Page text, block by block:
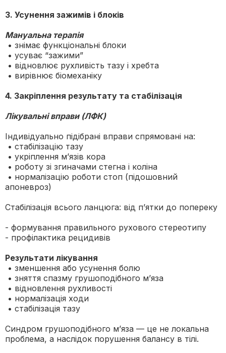
3. Усунення зажимів і блоків
Мануальна терапія
• знімає функціональні блоки
• усуває “зажими”
• відновлює рухливість тазу і хребта
• вирівнює біомеханіку
4. Закріплення результату та стабілізація
Лікувальні вправи (ЛФК)
Індивідуально підібрані вправи спрямовані на:
• стабілізацію тазу
• укріплення м’язів кора
• роботу зі згиначами стегна і коліна
• нормалізацію роботи стоп (підошовний
апоневроз)
Стабілізація всього ланцюга: від п’ятки до попереку
- формування правильного рухового стереотипу
- профілактика рецидивів
Результати лікування
• зменшення або усунення болю
• зняття спазму грушоподібного м’яза
• відновлення рухливості
• нормалізація ходи
• стабілізація тазу
Синдром грушоподібного м’яза — це не локальна
проблема, а наслідок порушення балансу в тілі.